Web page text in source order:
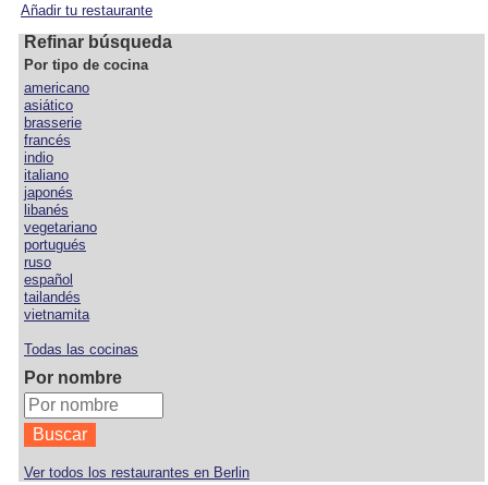
Añadir tu restaurante
Refinar búsqueda
Por tipo de cocina
americano
asiático
brasserie
francés
indio
italiano
japonés
libanés
vegetariano
portugués
ruso
español
tailandés
vietnamita
Todas las cocinas
Por nombre
Ver todos los restaurantes en Berlin